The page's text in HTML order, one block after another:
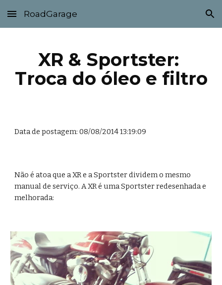
Skip to main content Skip to navigation
RoadGarage
XR & Sportster:
Troca do óleo e filtro
Data de postagem: 08/08/2014 13:19:09
Não é atoa que a XR e a Sportster dividem o mesmo
manual de serviço. A XR é uma Sportster redesenhada e
melhorada: